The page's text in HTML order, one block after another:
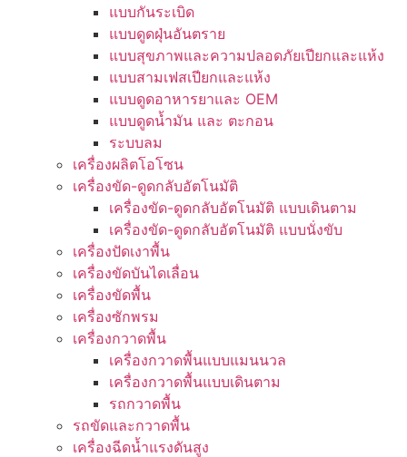
แบบกันระเบิด
แบบดูดฝุ่นอันตราย
แบบสุขภาพและความปลอดภัยเปียกและแห้ง
แบบสามเฟสเปียกและแห้ง
แบบดูดอาหารยาและ OEM
แบบดูดน้ำมัน และ ตะกอน
ระบบลม
เครื่องผลิตโอโซน
เครื่องขัด-ดูดกลับอัตโนมัติ
เครื่องขัด-ดูดกลับอัตโนมัติ แบบเดินตาม
เครื่องขัด-ดูดกลับอัตโนมัติ แบบนั่งขับ
เครื่องปัดเงาพื้น
เครื่องขัดบันไดเลื่อน
เครื่องขัดพื้น
เครื่องซักพรม
เครื่องกวาดพื้น
เครื่องกวาดพื้นแบบแมนนวล
เครื่องกวาดพื้นแบบเดินตาม
รถกวาดพื้น
รถขัดและกวาดพื้น
เครื่องฉีดน้ำแรงดันสูง